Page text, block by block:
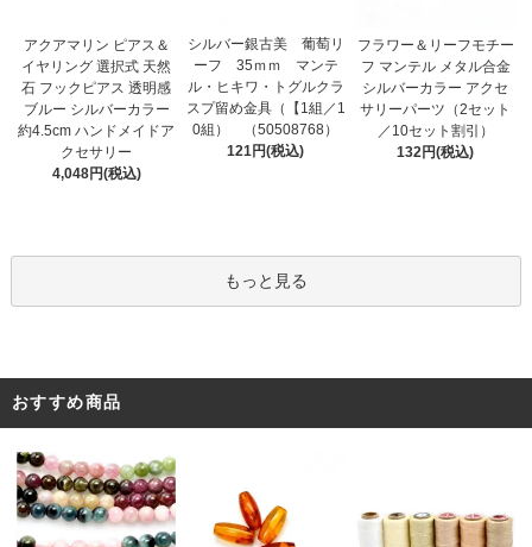
アクアマリン ピアス＆
イヤリング 選択式 天然
石 フックピアス 透明感
ブルー シルバーカラー
約4.5cm ハンドメイドア
クセサリー
4,048円(税込)
シルバー銀古美 葡萄リ
ーフ 35ｍｍ マンテ
ル・ヒキワ・トグルクラ
スプ留め金具（【1組／1
0組） （50508768）
121円(税込)
フラワー＆リーフモチー
フ マンテル メタル合金
シルバーカラー アクセ
サリーパーツ（2セット
／10セット割引）
132円(税込)
もっと見る
おすすめ商品